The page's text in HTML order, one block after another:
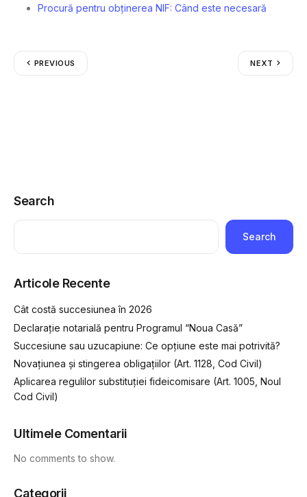
Procură pentru obținerea NIF: Când este necesară
PREVIOUS NEXT
Search
Search
Articole Recente
Cât costă succesiunea în 2026
Declarație notarială pentru Programul “Noua Casă”
Succesiune sau uzucapiune: Ce opțiune este mai potrivită?
Novațiunea și stingerea obligațiilor (Art. 1128, Cod Civil)
Aplicarea regulilor substituției fideicomisare (Art. 1005, Noul
Cod Civil)
Ultimele Comentarii
No comments to show.
Categorii